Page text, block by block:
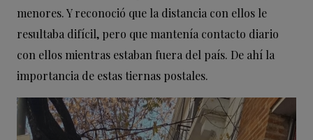
menores. Y reconoció que la distancia con ellos le
resultaba difícil, pero que mantenía contacto diario
con ellos mientras estaban fuera del país. De ahí la
importancia de estas tiernas postales.